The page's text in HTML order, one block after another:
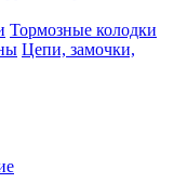
Тормозные колодки
Цепи, замочки,